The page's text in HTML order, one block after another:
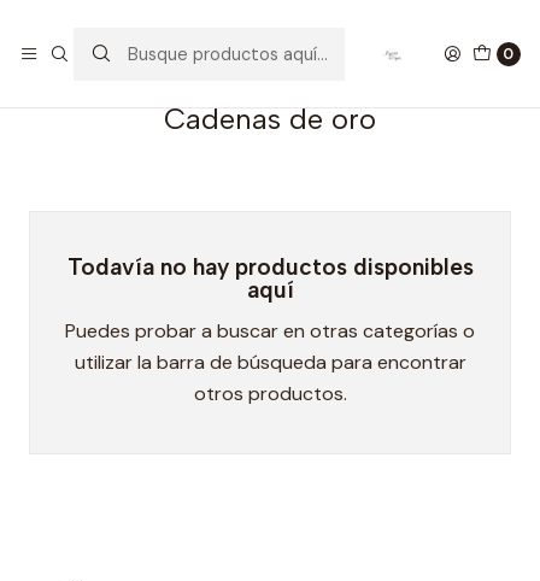
0
Cadenas de oro
Cadenas de oro
Todavía no hay productos disponibles
aquí
Puedes probar a buscar en otras categorías o
utilizar la barra de búsqueda para encontrar
otros productos.